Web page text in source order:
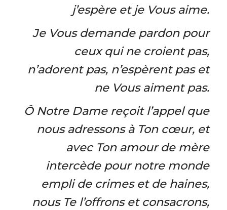
j’espère et je Vous aime.
Je Vous demande pardon pour
ceux qui ne croient pas,
n’adorent pas, n’espèrent pas et
ne Vous aiment pas.
Ô Notre Dame reçoit l’appel que
nous adressons à Ton cœur, et
avec Ton amour de mère
intercède pour notre monde
empli de crimes et de haines,
nous Te l’offrons et consacrons,